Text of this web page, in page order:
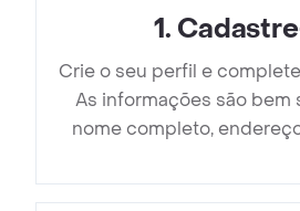
1.
Crie o seu perfil e
As informações são bem
nome completo,